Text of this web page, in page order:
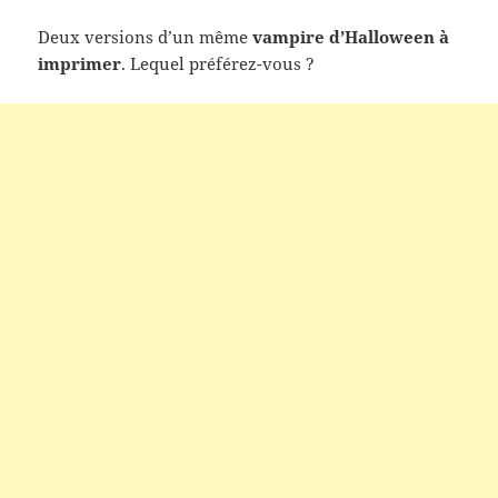
Deux versions d’un mêmevampire d’Halloween à
imprimer. Lequel préférez-vous ?